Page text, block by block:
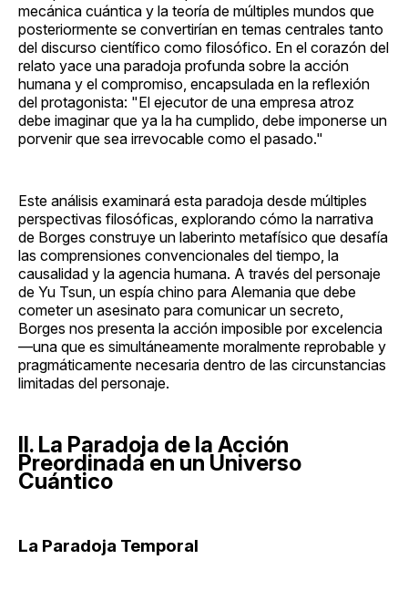
mecánica cuántica y la teoría de múltiples mundos que
posteriormente se convertirían en temas centrales tanto
del discurso científico como filosófico. En el corazón del
relato yace una paradoja profunda sobre la acción
humana y el compromiso, encapsulada en la reflexión
del protagonista: "El ejecutor de una empresa atroz
debe imaginar que ya la ha cumplido, debe imponerse un
porvenir que sea irrevocable como el pasado."
Este análisis examinará esta paradoja desde múltiples
perspectivas filosóficas, explorando cómo la narrativa
de Borges construye un laberinto metafísico que desafía
las comprensiones convencionales del tiempo, la
causalidad y la agencia humana. A través del personaje
de Yu Tsun, un espía chino para Alemania que debe
cometer un asesinato para comunicar un secreto,
Borges nos presenta la acción imposible por excelencia
—una que es simultáneamente moralmente reprobable y
pragmáticamente necesaria dentro de las circunstancias
limitadas del personaje.
II. La Paradoja de la Acción
Preordinada en un Universo
Cuántico
La Paradoja Temporal